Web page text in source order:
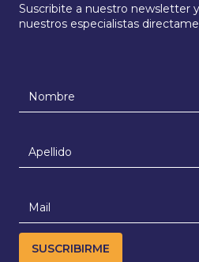
Suscribite a nuestro newsletter
nuestros especialistas